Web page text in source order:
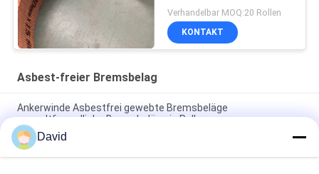
gewebte Bremsbelag
Verhandelbar MOQ:20 Rollen
KONTAKT
Asbest-freier Bremsbelag
Ankerwinde Asbestfrei gewebte Bremsbeläge
umweltfreundliche Bremsbeläge in Rollen
Windlass Zuckermühle Asbestfreie Bremsbeläge für
Baumaschinen
David